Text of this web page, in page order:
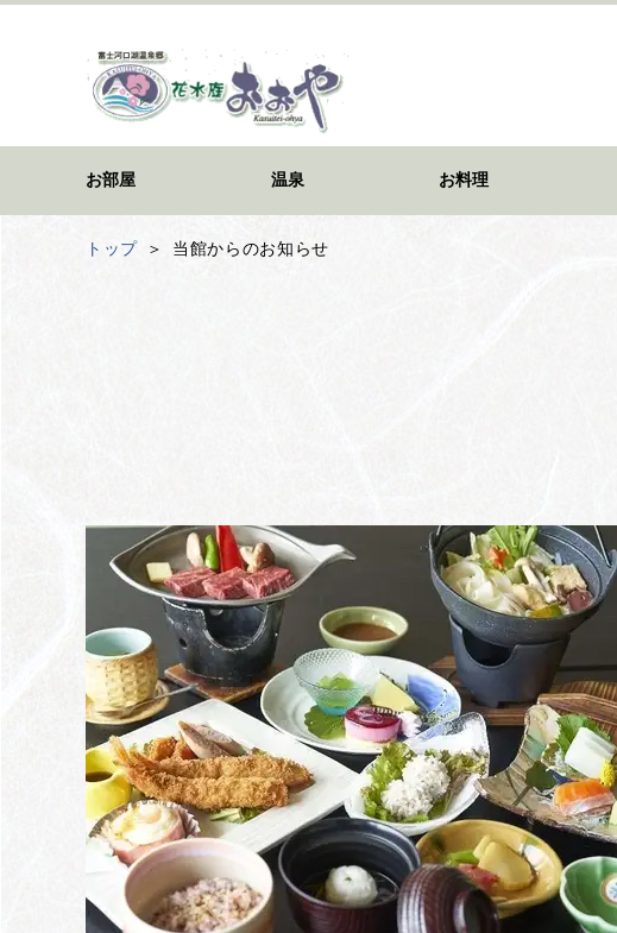
お部屋 温泉 お料理
トップ 当館からのお知らせ